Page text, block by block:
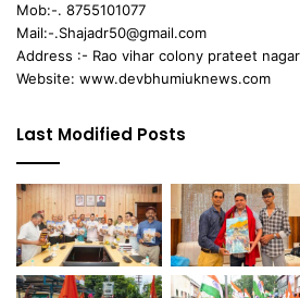
Mob:-. 8755101077
Mail:-.Shajadr50@gmail.com
Address :- Rao vihar colony prateet
Website: www.devbhumiuknews.com
Last Modified Posts